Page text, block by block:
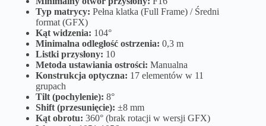
Typ matrycy: Pełna klatka (Full Frame) / Średni
format (GFX)
Kąt widzenia: 104°
Minimalna odległość ostrzenia: 0,3 m
Listki przysłony: 10
Metoda ustawiania ostrości: Manualna
Konstrukcja optyczna: 17 elementów w 11
grupach
Tilt (pochylenie): 8°
Shift (przesunięcie): ±8 mm
Kąt obrotu: 360° (brak rotacji w wersji GFX)